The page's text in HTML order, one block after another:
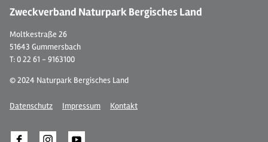
Zweckverband Naturpark Bergisches Land
Moltkestraße 26
51643 Gummersbach
T: 0 22 61 - 9163100
© 2024 Naturpark Bergisches Land
Datenschutz Impressum Kontakt